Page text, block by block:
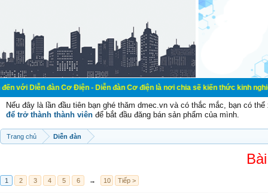
đàn Cơ Điện - Diễn đàn Cơ điện là nơi chia sẽ kiến thức kinh nghiệm
Nếu đây là lần đầu tiên bạn ghé thăm dmec.vn và có thắc mắc, bạn có
để trở thành thành viên để bắt đầu đăng bán sản phẩm của mình.
Trang chủ Diễn đàn
1 2 3 4 5 6 → 10 Tiếp >